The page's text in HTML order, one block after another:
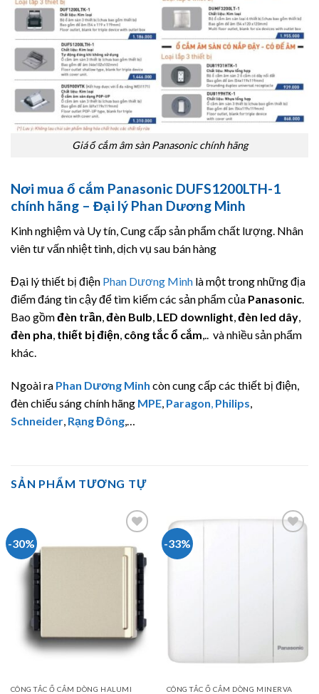
Giá ổ cắm âm sàn Panasonic chính hãng
Nơi mua ổ cắm Panasonic DUFS1200LTH-1
chính hãng – Đại lý Phan Dương Minh
Kinh nghiệm và Uy tín, Cung cấp sản phẩm chất lượng. Nhân
viên tư vấn nhiệt tình, dịch vụ sau bán hàng
Đại lý thiết bị điện Phan Dương Minh là một trong những địa
điểm đáng tin cậy để tìm kiếm các sản phẩm của Panasonic.
Bao gồmđèn trần,đèn Bulb, LED downlight,đèn led dây,
đèn pha, thiết bị điện, công tắc ổ cắm,.. và nhiều sản phẩm
khác.
Ngoài ra Phan Dương Minh còn cung cấp các thiết bị điện,
đèn chiếu sáng chính hãng MPE Paragon Philips
Schneider Rạng Đông
SẢN PHẨM TƯƠNG TỰ
-30%
CÔNG TẮC Ổ CẮM DÒNG HALUMI
-33%
CÔNG TẮC Ổ CẮM DÒNG MINERVA